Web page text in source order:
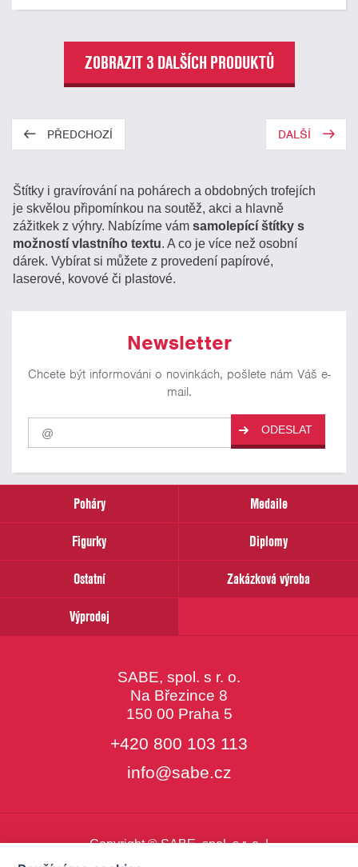
ZOBRAZIT 3 DALŠÍCH PRODUKTŮ
PŘEDCHOZÍ DALŠÍ
Štítky i gravírování na pohárech a obdobných trofejích
je skvělou připomínkou na soutěž, akci a hlavně
zážitkek z výhry. Nabízíme vámsamolepící štítky s
možností vlastního textu. A co je více než osobní
dárek. Vybírat si můžete z provedení papírové,
laserové, kovové či plastové.
Newsletter
Chcete být informováni o novinkách, pošlete nám Váš e-
mail.
Pro
odběr
našich
email
ODESLAT
Poháry
Medaile
Figurky
Diplomy
Ostatní
Zakázková výroba
Výprodej
SABE, spol. s r. o.
Na Březince 8
150 00 Praha 5
+420 800 103 113
info@sabe.cz
Copyright © SABE, spol. s r. o. |